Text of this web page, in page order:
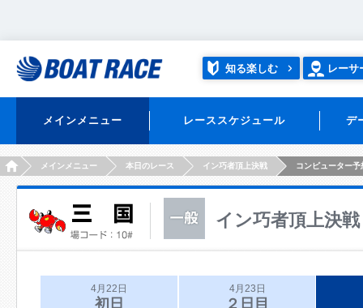
知る楽しむ レーサ
メインメニュー レーススケジュール デ
HOMEメインメニュー 本日のレース イン巧者頂上決戦 コンピューター予
イン巧者頂上決戦
4月22日
初日
4月23日
２日目